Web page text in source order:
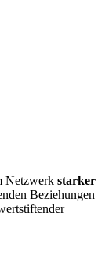
Netzwerk starker
Beziehungen